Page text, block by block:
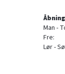
Man -
Fre:
Lør -